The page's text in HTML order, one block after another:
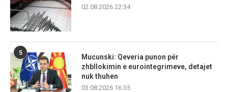
02.08.2026 22:34
5
Mucunski: Qeveria punon për
zhbllokimin e eurointegrimeve, detajet
nuk thuhen
03.08.2026 16:35